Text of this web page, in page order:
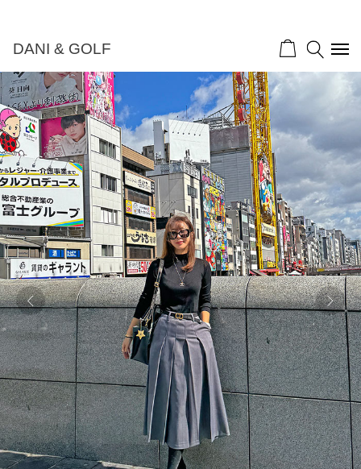
DANI & GOLF